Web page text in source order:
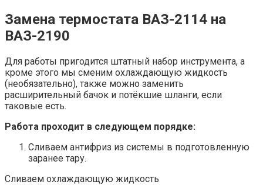
Замена термостата ВАЗ-2114 на
ВАЗ-2190
Для работы пригодится штатный набор инструмента, а
кроме этого мы сменим охлаждающую жидкость
(необязательно), также можно заменить
расширительный бачок и потёкшие шланги, если
таковые есть.
Работа проходит в следующем порядке:
Сливаем антифриз из системы в подготовленную
заранее тару.
Сливаем охлаждающую жидкость